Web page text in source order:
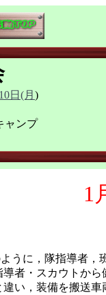
10日(月 )
ャンプ
1
うに，隊指導者，
導者・スカウトか
違い，装備を搬送